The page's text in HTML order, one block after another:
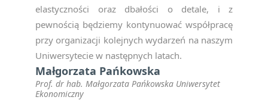
elastyczności oraz dbałości o detale, i z
pewnością będziemy kontynuować współpracę
przy organizacji kolejnych wydarzeń na naszym
Uniwersytecie w następnych latach.
Małgorzata Pańkowska
Prof. dr hab. Małgorzata Pańkowska Uniwersytet
Ekonomiczny